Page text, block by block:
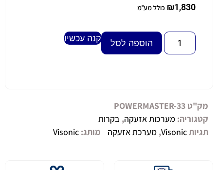
₪1,830 כולל מע"מ
הוספה לסל קנה עכשיו
מק"ט POWERMASTER-33
קטגוריה: מערכות אזעקה, בקרות
תגיותVisonic
, מערכת אזעקה מותג:Visonic